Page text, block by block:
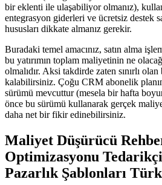
bir eklenti ile ulaşabiliyor olmanız),
entegrasyon giderleri ve ücretsiz destek
hususları dikkate almanız gerekir.
Buradaki temel amacınız, satın alma
bu yatırımın toplam maliyetinin ne
olmalıdır. Aksi takdirde zaten sınırlı
kalabilirsiniz. Çoğu CRM abonelik
sürümü mevcuttur (mesela bir hafta
önce bu sürümü kullanarak gerçek
daha net bir fikir edinebilirsiniz.
Maliyet Düşürücü
Optimizasyonu
Pazarlık Şablonları